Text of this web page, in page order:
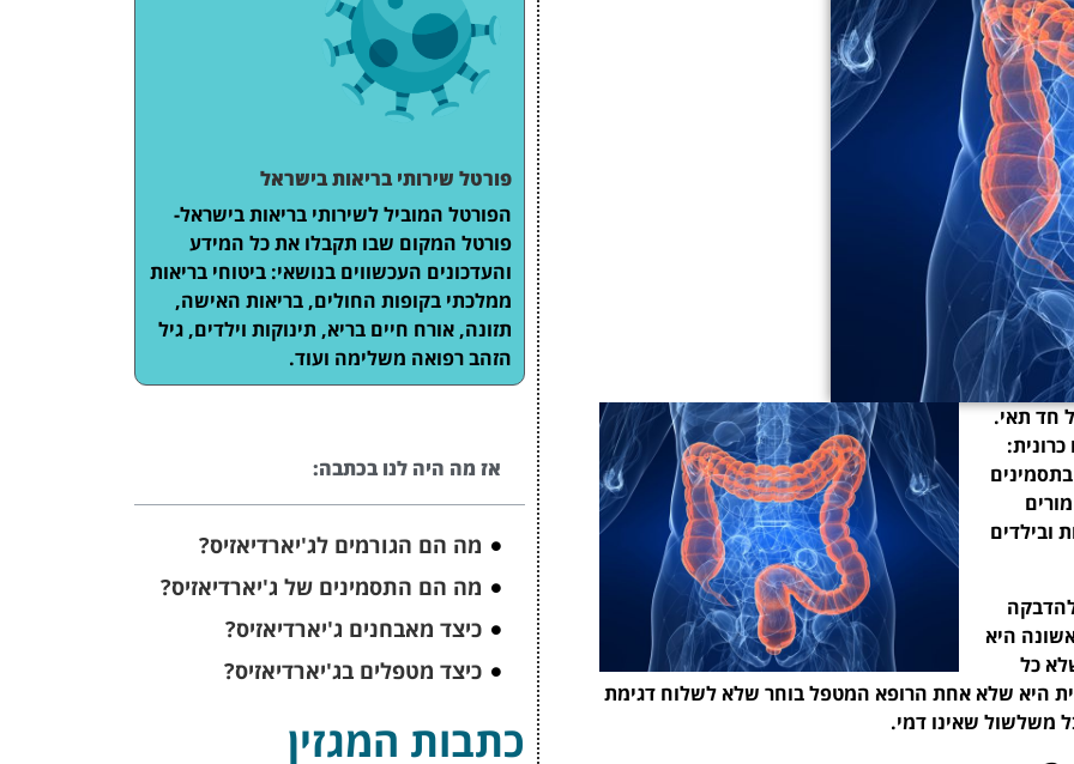
חד תאי.
ובילדים
היא
כל
היא שלא אחת הרופא המטפל בוחר שלא לשלוח דגימת
משלשול שאינו דמי.
פורטל שירותי בריאות בישראל
הפורטל המוביל לשירותי בריאות בישראל-
פורטל המקום שבו תקבלו את כל המידע
והעדכונים העכשווים בנושאי: ביטוחי בריאות
ממלכתי בקופות החולים, בריאות האישה,
תזונה, אורח חיים בריא, תינוקות וילדים, גיל
הזהב רפואה משלימה ועוד.
אז מה היה לנו בכתבה:
מה הם הגורמים לג'יארדיאזיס?
מה הם התסמינים של ג'יארדיאזיס?
כיצד מאבחנים ג'יארדיאזיס?
כיצד מטפלים בג'יארדיאזיס?
כתבות המגזין